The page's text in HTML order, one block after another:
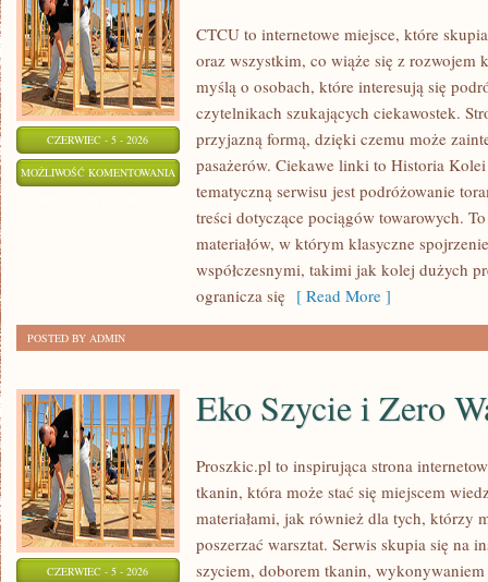
CZERWIEC - 5 - 2026
MOŻLIWOŚĆ KOMENTOWANIA DWORCE
INFRASTRUKTURA
CTCU to internetowe miejsce, które
oraz wszystkim, co wiąże się z
myślą o osobach, które interesują się
czytelnikach szukających ciekawostek.
przyjazną formą, dzięki czemu może
pasażerów. Ciekawe linki to Historia
tematyczną serwisu jest podróżowanie
treści dotyczące pociągów towarowych.
materiałów, w którym klasyczne
współczesnymi, takimi jak kolej dużych
ogranicza się [ Read More ]
POSTED BY ADMIN
CZERWIEC - 5 - 2026
Eko Szycie i Zero
Proszkic.pl to inspirująca strona
tkanin, która może stać się miejscem
materiałami, jak również dla tych, którzy
poszerzać warsztat. Serwis skupia się na
szyciem, doborem tkanin,